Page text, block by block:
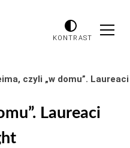
KONTRAST
czyli „w domu”. Laureaci
Laureaci